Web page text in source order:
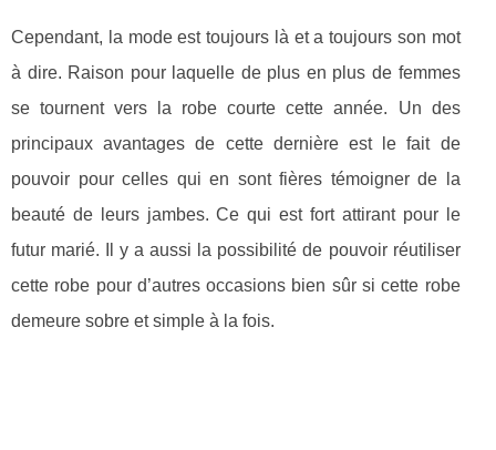
Cependant, la mode est toujours là et a toujours son mot
à dire. Raison pour laquelle de plus en plus de femmes
se tournent vers la robe courte cette année. Un des
principaux avantages de cette dernière est le fait de
pouvoir pour celles qui en sont fières témoigner de la
beauté de leurs jambes. Ce qui est fort attirant pour le
futur marié. Il y a aussi la possibilité de pouvoir réutiliser
cette robe pour d’autres occasions bien sûr si cette robe
demeure sobre et simple à la fois.